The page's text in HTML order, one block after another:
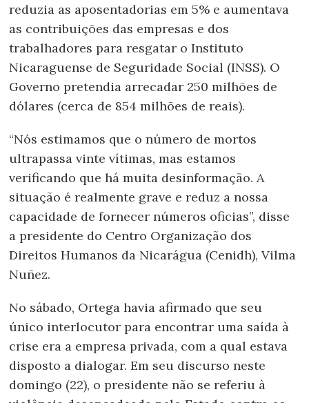
reduzia as aposentadorias em 5% e aumentava
as contribuições das empresas e dos
trabalhadores para resgatar o Instituto
Nicaraguense de Seguridade Social (INSS). O
Governo pretendia arrecadar 250 milhões de
dólares (cerca de 854 milhões de reais).
“Nós estimamos que o número de mortos
ultrapassa vinte vítimas, mas estamos
verificando que há muita desinformação. A
situação é realmente grave e reduz a nossa
capacidade de fornecer números oficias”, disse
a presidente do Centro Organização dos
Direitos Humanos da Nicarágua (Cenidh), Vilma
Nuñez.
No sábado, Ortega havia afirmado que seu
único interlocutor para encontrar uma saída à
crise era a empresa privada, com a qual estava
disposto a dialogar. Em seu discurso neste
domingo (22), o presidente não se referiu à